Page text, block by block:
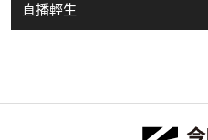
直播輕生